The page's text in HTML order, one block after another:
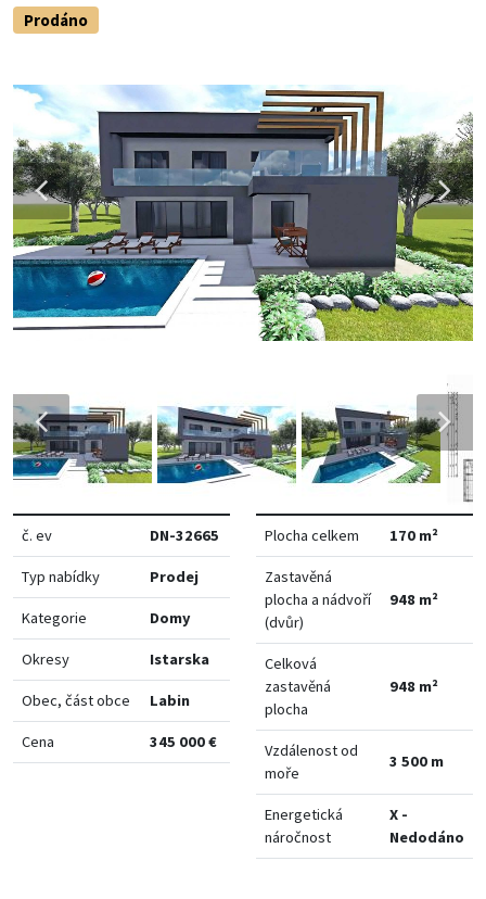
Prodáno
č. ev DN-32665
Typ nabídky Prodej
Kategorie Domy
Okresy Istarska
Obec, část obce Labin
Cena 345 000 €
Plocha celkem 170 m²
Zastavěná
plocha a nádvoří
(dvůr)
948 m²
Celková
zastavěná
plocha
948 m²
Vzdálenost od
moře
3 500 m
Energetická
náročnost
X -
Nedodáno